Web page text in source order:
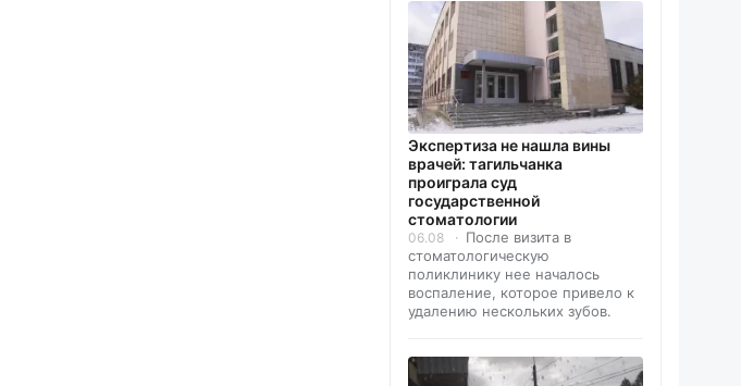
Экспертиза не нашла вины
врачей: тагильчанка
проиграла суд
государственной
стоматологии
06.08
После визита в
стоматологическую
поликлинику нее началось
воспаление, которое привело к
удалению нескольких зубов.